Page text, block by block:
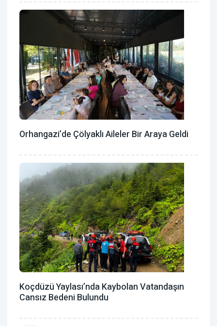
Orhangazi’de Çölyaklı Aileler Bir Araya Geldi
Koçdüzü Yaylası’nda Kaybolan Vatandaşın
Cansız Bedeni Bulundu